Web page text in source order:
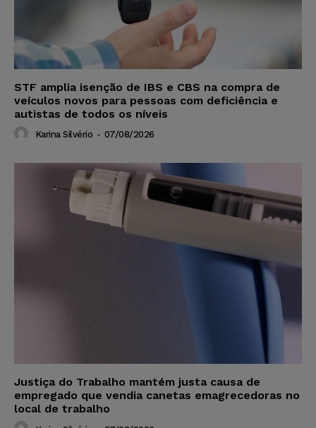
STF amplia isenção de IBS e CBS na compra de
veículos novos para pessoas com deficiência e
autistas de todos os níveis
Karina Silvério - 07/08/2026
Justiça do Trabalho mantém justa causa de
empregado que vendia canetas emagrecedoras no
local de trabalho